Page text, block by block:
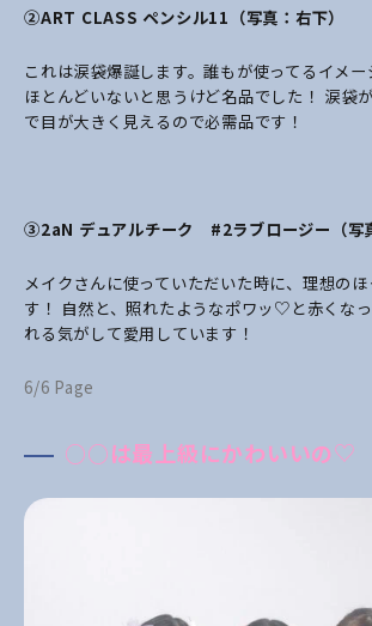
②ART CLASS ペンシル11（写真：右下）
これは涙袋爆誕します。誰もが使ってるイメ
ほとんどいないと思うけど名品でした！ 涙袋
で目が大きく見えるので必需品です！
③2aN デュアルチーク #2ラブロージー（写
メイクさんに使っていただいた時に、理想の
す！ 自然と、照れたようなポワッ♡と赤くな
れる気がして愛用しています！
6/6 Page
○○は最上級にかわいいの♡